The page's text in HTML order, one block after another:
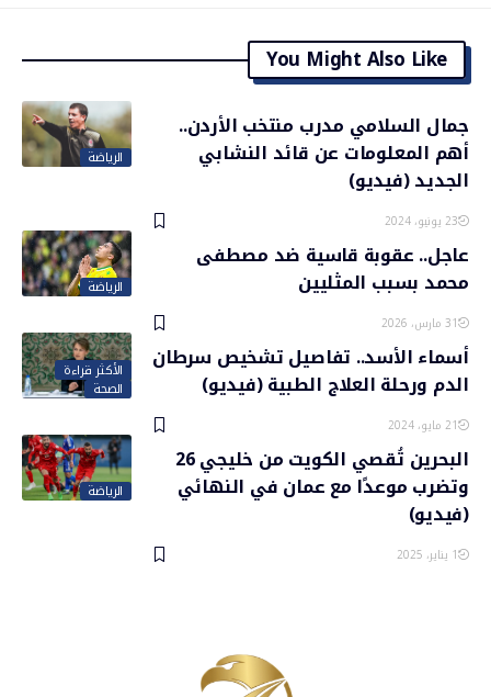
You Might Also Like
الرياضة
جمال السلامي مدرب منتخب الأردن..
أهم المعلومات عن قائد النشابي
الجديد (فيديو)
23 يونيو، 2024
الرياضة
عاجل.. عقوبة قاسية ضد مصطفى
محمد بسبب المثليين
31 مارس، 2026
الأكثر قراءة
الصحة
أسماء الأسد.. تفاصيل تشخيص سرطان
الدم ورحلة العلاج الطبية (فيديو)
21 مايو، 2024
الرياضة
البحرين تُقصي الكويت من خليجي 26
وتضرب موعدًا مع عمان في النهائي
(فيديو)
1 يناير، 2025